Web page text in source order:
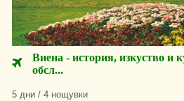
Виена - история, изкуство и
обсл...
5 дни / 4 нощувки